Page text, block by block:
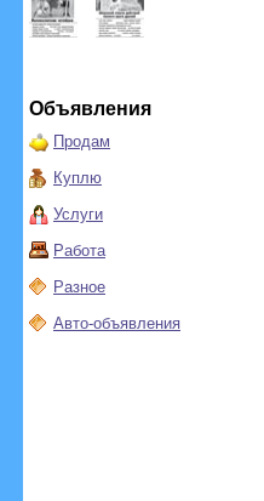
Объявления
Продам
Куплю
Услуги
Работа
Разное
Авто-объявления